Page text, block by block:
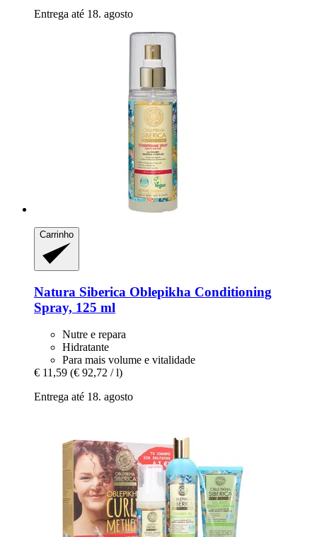
Entrega até 18. agosto
Carrinho
Natura Siberica Oblepikha Conditioning
Spray, 125 ml
Nutre e repara
Hidratante
Para mais volume e vitalidade
€ 11,59 (€ 92,72 / l)
Entrega até 18. agosto